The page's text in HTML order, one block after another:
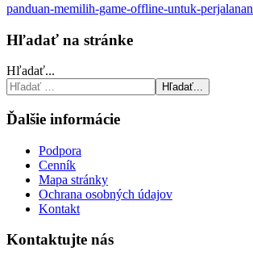
panduan-memilih-game-offline-untuk-perjalanan
Hľadať na stránke
Hľadať...
Hľadať...
Ďalšie informácie
Podpora
Cenník
Mapa stránky
Ochrana osobných údajov
Kontakt
Kontaktujte nás